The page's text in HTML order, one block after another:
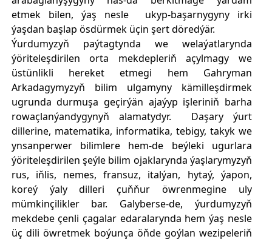
etmek bilen, ýaş nesle ukyp-başarnygyny irki
ýaşdan başlap ösdürmek üçin şert döredýär.
Ýurdumyzyň paýtagtynda we welaýatlarynda
ýöriteleşdirilen orta mekdepleriň açylmagy we
üstünlikli hereket etmegi hem Gahryman
Arkadagymyzyň bilim ulgamyny kämilleşdirmek
ugrunda durmuşa geçirýän ajaýyp işleriniň barha
rowaçlanýandygynyň alamatydyr. Daşary ýurt
dillerine, matematika, informatika, tebigy, takyk we
ynsanperwer bilimlere hem-de beýleki ugurlara
ýöriteleşdirilen şeýle bilim ojaklarynda ýaşlarymyzyň
rus, iňlis, nemes, fransuz, italýan, hytaý, ýapon,
koreý ýaly dilleri çuňňur öwrenmegine uly
mümkinçilikler bar. Galyberse-de, ýurdumyzyň
mekdebe çenli çagalar edaralarynda hem ýaş nesle
üç dili öwretmek boýunça öňde goýlan wezipeleriň